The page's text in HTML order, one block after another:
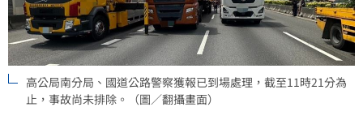
高公局南分局、國道公路警察獲報已到場處理，截至11時21分為
止，事故尚未排除。（圖／翻攝畫面）